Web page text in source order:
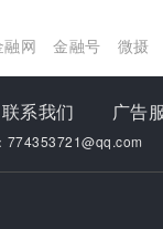
融网 金融号 微摄
联系我们 广告
774353721@qq.com